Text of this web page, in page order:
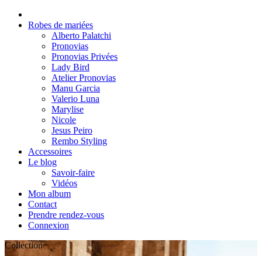
Robes de mariées
Alberto Palatchi
Pronovias
Pronovias Privées
Lady Bird
Atelier Pronovias
Manu Garcia
Valerio Luna
Marylise
Nicole
Jesus Peiro
Rembo Styling
Accessoires
Le blog
Savoir-faire
Vidéos
Mon album
Contact
Prendre rendez-vous
Connexion
Collection